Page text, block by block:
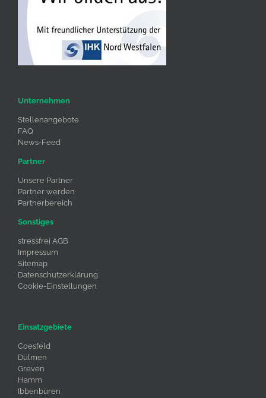
Unternehmen
Stellenangebote
FAQ
News-Feed
Partner
Unsere Partner
Partner werden
Partnerbereich
Sonstiges
stressfrei AGB
Impressum
Sitemap
Datenschutzerklärung
Cookie-Einstellungen
Einsatzgebiete
Coesfeld
Dülmen
Greven
Hamm
Ibbenbüren